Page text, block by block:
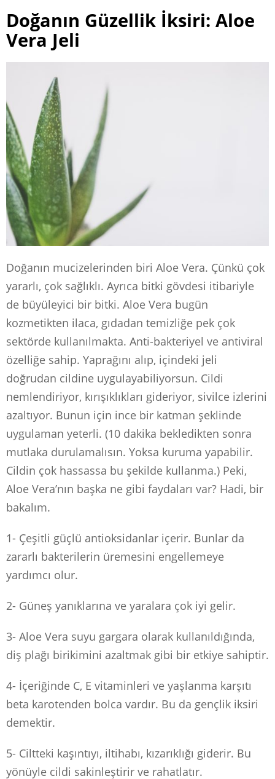
Doğanın Güzellik İksiri: Aloe
Vera Jeli
Doğanın mucizelerinden biri Aloe Vera. Çünkü çok
yararlı, çok sağlıklı. Ayrıca bitki gövdesi itibariyle
de büyüleyici bir bitki. Aloe Vera bugün
kozmetikten ilaca, gıdadan temizliğe pek çok
sektörde kullanılmakta. Anti-bakteriyel ve antiviral
özelliğe sahip. Yaprağını alıp, içindeki jeli
doğrudan cildine uygulayabiliyorsun. Cildi
nemlendiriyor, kırışıklıkları gideriyor, sivilce izlerini
azaltıyor. Bunun için ince bir katman şeklinde
uygulaman yeterli. (10 dakika bekledikten sonra
mutlaka durulamalısın. Yoksa kuruma yapabilir.
Cildin çok hassassa bu şekilde kullanma.) Peki,
Aloe Vera’nın başka ne gibi faydaları var? Hadi, bir
bakalım.
1- Çeşitli güçlü antioksidanlar içerir. Bunlar da
zararlı bakterilerin üremesini engellemeye
yardımcı olur.
2- Güneş yanıklarına ve yaralara çok iyi gelir.
3- Aloe Vera suyu gargara olarak kullanıldığında,
diş plağı birikimini azaltmak gibi bir etkiye sahiptir.
4- İçeriğinde C, E vitaminleri ve yaşlanma karşıtı
beta karotenden bolca vardır. Bu da gençlik iksiri
demektir.
5- Ciltteki kaşıntıyı, iltihabı, kızarıklığı giderir. Bu
yönüyle cildi sakinleştirir ve rahatlatır.